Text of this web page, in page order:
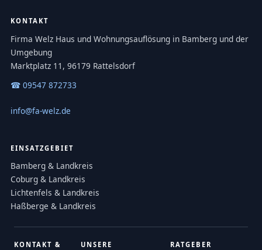
KONTAKT
Firma Welz Haus und Wohnungsauflösung in Bamberg und der
Umgebung
Marktplatz 11, 96179 Rattelsdorf
☎ 09547 872733
info@fa-welz.de
EINSATZGEBIET
Bamberg & Landkreis
Coburg & Landkreis
Lichtenfels & Landkreis
Haßberge & Landkreis
KONTAKT &
UNSERE
RATGEBER